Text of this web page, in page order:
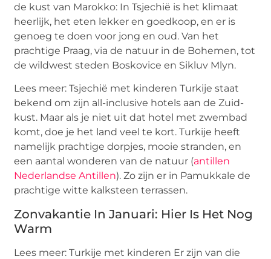
de kust van Marokko: In Tsjechië is het klimaat
heerlijk, het eten lekker en goedkoop, en er is
genoeg te doen voor jong en oud. Van het
prachtige Praag, via de natuur in de Bohemen, tot
de wildwest steden Boskovice en Sikluv Mlyn.
Lees meer: Tsjechië met kinderen Turkije staat
bekend om zijn all-inclusive hotels aan de Zuid-
kust. Maar als je niet uit dat hotel met zwembad
komt, doe je het land veel te kort. Turkije heeft
namelijk prachtige dorpjes, mooie stranden, en
een aantal wonderen van de natuur (antillen
Nederlandse Antillen). Zo zijn er in Pamukkale de
prachtige witte kalksteen terrassen.
Zonvakantie In Januari: Hier Is Het Nog
Warm
Lees meer: Turkije met kinderen Er zijn van die